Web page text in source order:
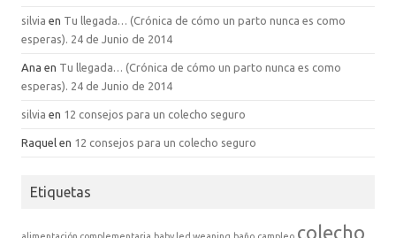
silvia en Tu llegada… (Crónica de cómo un parto nunca es como
esperas). 24 de Junio de 2014
Ana en Tu llegada… (Crónica de cómo un parto nunca es como
esperas). 24 de Junio de 2014
silvia en 12 consejos para un colecho seguro
Raquel en 12 consejos para un colecho seguro
Etiquetas
colecho